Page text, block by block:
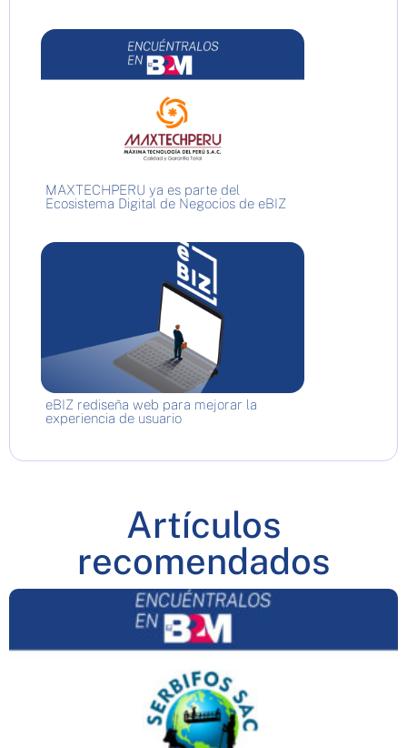
MAXTECHPERU ya es parte del
Ecosistema Digital de Negocios de eBIZ
eBIZ rediseña web para mejorar la
experiencia de usuario
Artículos
recomendados